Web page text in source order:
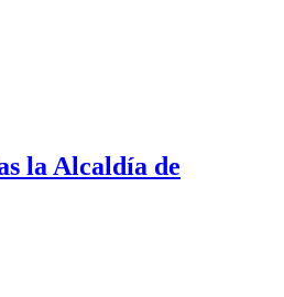
la Alcaldía de